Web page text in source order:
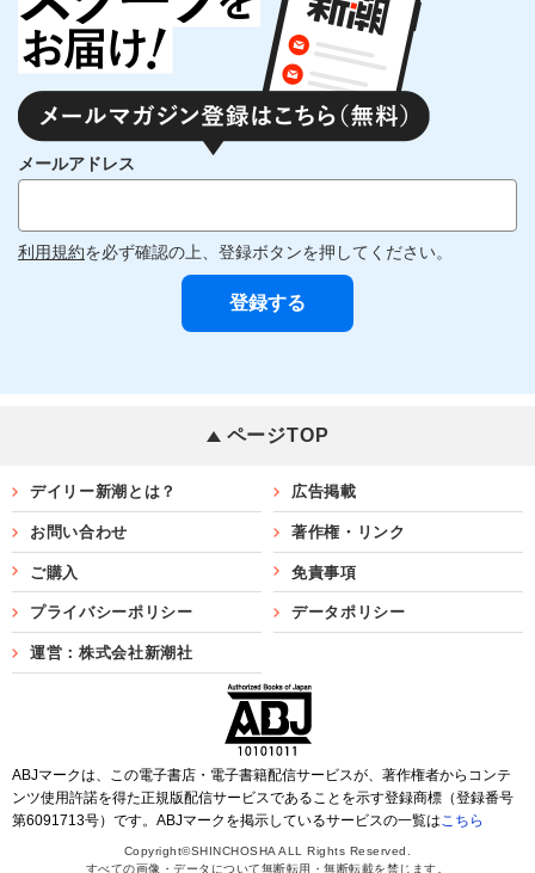
メールアドレス
利用規約を必ず確認の上、登録ボタンを押してください。
ページTOP
デイリー新潮とは？ 広告掲載
お問い合わせ 著作権・リンク
ご購入 免責事項
プライバシーポリシー データポリシー
運営：株式会社新潮社
ABJマークは、この電子書店・電子書籍配信サービスが、著作権者からコンテ
ンツ使用許諾を得た正規版配信サービスであることを示す登録商標（登録番号
第6091713号）です。ABJマークを掲示しているサービスの一覧はこちら
Copyright©SHINCHOSHA ALL Rights Reserved.
すべての画像・データについて無断転用・無断転載を禁じます。